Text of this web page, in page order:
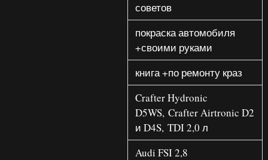
советов
покраска автомобиля
+своими руками
книга +по ремонту краз
Crafter Hydronic
D5WS, Crafter Airtronic D2
и D4S, TDI 2,0 л
Audi FSI 2,8